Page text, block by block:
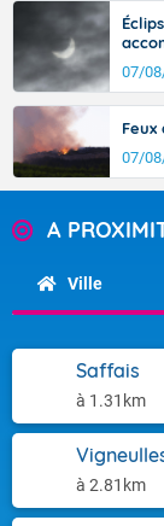
07/
07/
A
Ville
Saffais
à 1.31km
à 2.81km